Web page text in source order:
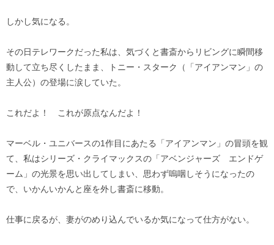
しかし気になる。
その日テレワークだった私は、気づくと書斎からリビングに瞬間移
動して立ち尽くしたまま、トニー・スターク（「アイアンマン」の
主人公）の登場に涙していた。
これだよ！ これが原点なんだよ！
マーベル・ユニバースの1作目にあたる「アイアンマン」の冒頭を観
て、私はシリーズ・クライマックスの「アベンジャーズ エンドゲ
ーム」の光景を思い出してしまい、思わず嗚咽しそうになったの
で、いかんいかんと座を外し書斎に移動。
仕事に戻るが、妻がのめり込んでいるか気になって仕方がない。